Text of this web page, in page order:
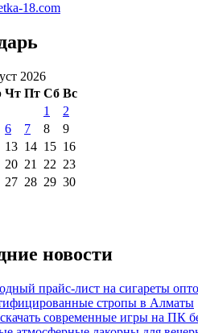
18.com
2026
Чт Пт Сб Вс
1
2
6 7 8
9
13 14 15 16
20 21 22 23
27 28 29 30
новости
прайс-лист на сигареты
стропы в Алматы
современные игры на ПК